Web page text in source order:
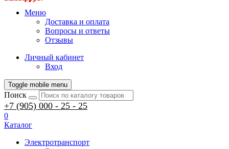
Меню
Доставка и оплата
Вопросы и ответы
Отзывы
Личный кабинет
Вход
Toggle mobile menu
Поиск
+7 (905) 000 - 25 - 25
0
Каталог
Электротранспорт